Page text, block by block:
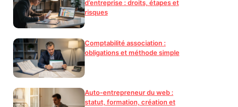
d’entreprise : droits, étapes et
risques
Comptabilité association :
obligations et méthode simple
Auto-entrepreneur du web :
statut, formation, création et